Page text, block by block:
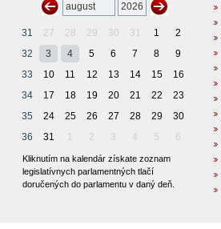
31 27 28 29 30 31 1
2
32
3 4 5 6 7 8
9
33
10 11 12 13 14 15
16
34
17 18 19 20 21 22
23
35
24 25 26 27 28 29
30
36
31 1 2 3 4 5 6
Kliknutím na kalendár získate zoznam
legislatívnych parlamentných tlačí
doručených do parlamentu v daný deň.